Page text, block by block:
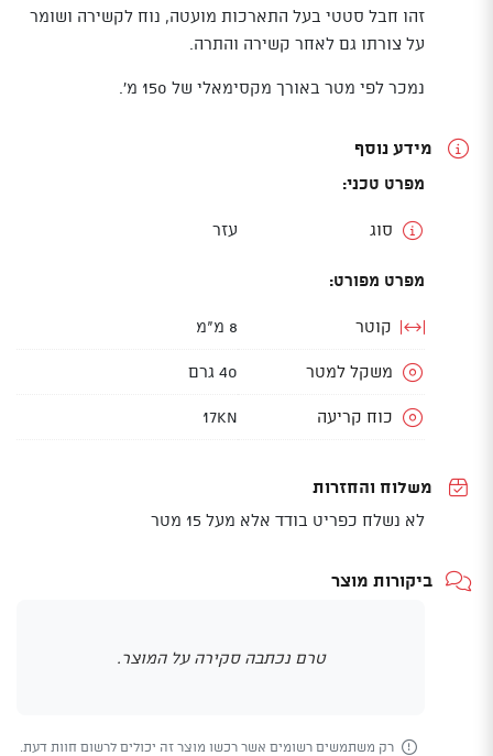
זהו חבל סטטי בעל התארכות מועטה, נוח לקשירה ושומר
על צורתו גם לאחר קשירה והתרה.
נמכר לפי מטר באורך מקסימאלי של 150 מ'.
מידע נוסף
מפרט טכני:
סוג עזר
מפרט מפורט:
קוטר 8 מ"מ
משקל למטר 40 גרם
כוח קריעה 17kN
משלוח והחזרות
לא נשלח כפריט בודד אלא מעל 15 מטר
ביקורות מוצר
טרם נכתבה סקירה על המוצר.
רק משתמשים רשומים אשר רכשו מוצר זה יכולים לרשום חוות דעת.